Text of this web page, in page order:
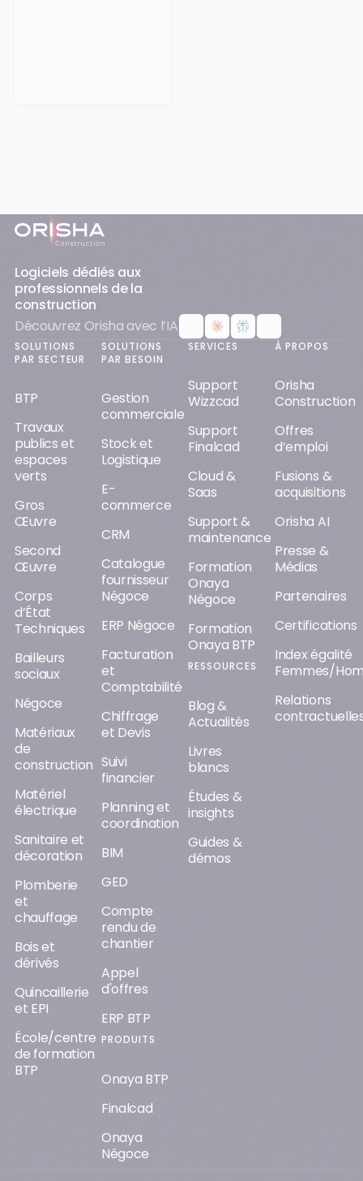
Pied-de-page
Logiciels dédiés aux
professionnels de la
construction
Découvrez Orisha avec l’IA
SOLUTIONS
PAR SECTEUR
BTP
Travaux
publics et
espaces
verts
Gros
Œuvre
Second
Œuvre
Corps
d’État
Techniques
Bailleurs
sociaux
Négoce
Matériaux
de
construction
Matériel
électrique
Sanitaire et
décoration
Plomberie
et
chauffage
Bois et
dérivés
Quincaillerie
et EPI
École/centre
de formation
BTP
SOLUTIONS
PAR BESOIN
Gestion
commerciale
Stock et
Logistique
E-
commerce
CRM
Catalogue
fournisseur
Négoce
ERP Négoce
Facturation
et
Comptabilité
Chiffrage
et Devis
Suivi
financier
Planning et
coordination
BIM
GED
Compte
rendu de
chantier
Appel
d'offres
ERP BTP
PRODUITS
Onaya BTP
Finalcad
Onaya
Négoce
SERVICES
Support
Wizzcad
Support
Finalcad
Cloud &
Saas
Support &
maintenance
Formation
Onaya
Négoce
Formation
Onaya BTP
RESSOURCES
Blog &
Actualités
Livres
blancs
Études &
insights
Guides &
démos
À PROPOS
Orisha
Construction
Offres
d’emploi
Fusions &
acquisitions
Orisha AI
Presse &
Médias
Partenaires
Certifications
Index égalité
Femmes/
Relations